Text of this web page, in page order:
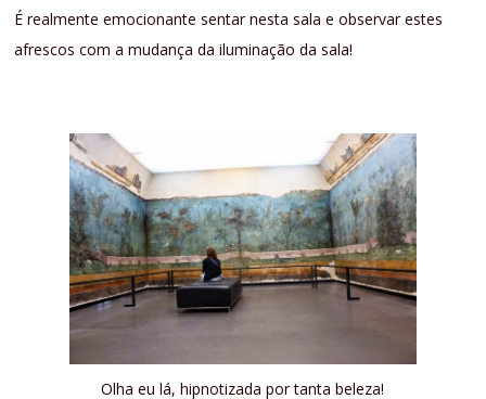
É realmente emocionante sentar nesta sala e observar estes
afrescos com a mudança da iluminação da sala!
Olha eu lá, hipnotizada por tanta beleza!